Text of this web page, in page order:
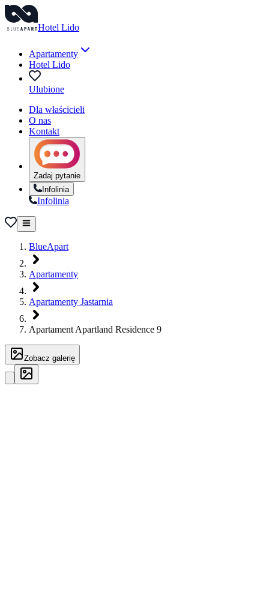
Hotel Lido
Apartamenty
Hotel Lido
Ulubione
Dla właścicieli
O nas
Kontakt
Zadaj pytanie
Infolinia
Infolinia
BlueApart
Apartamenty
Apartamenty Jastarnia
Apartament Apartland Residence 9
Zobacz galerię